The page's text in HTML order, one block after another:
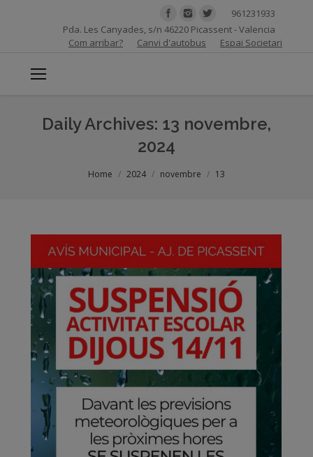
961231933
Pda. Les Canyades, s/n 46220 Picassent - Valencia
Com arribar?
Canvi d'autobus Espai Societari
Daily Archives: 13 novembre,
2024
You are here:Home 2024 novembre 13